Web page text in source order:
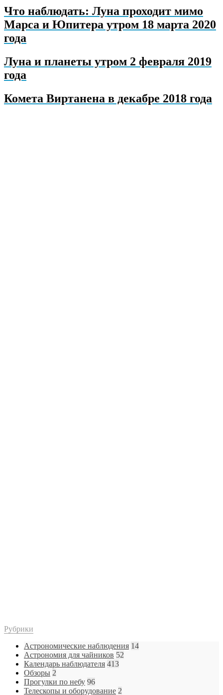
Что наблюдать: Луна проходит мимо
Марса и Юпитера утром 18 марта 2020
года
Луна и планеты утром 2 февраля 2019
года
Комета Виртанена в декабре 2018 года
Рубрики
Астрономические наблюдения 14
Астрономия для чайников 52
Календарь наблюдателя 413
Обзоры 2
Прогулки по небу 96
Телескопы и оборудование 2